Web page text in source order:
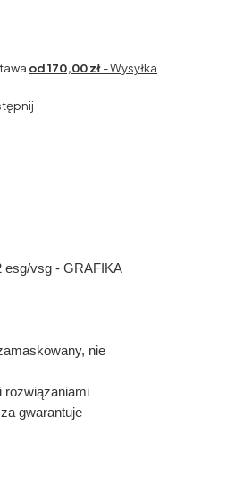
od 170,00 zł- Wysyłka
esg/vsg - GRAFIKA
nie
rozwiązaniami
gwarantuje